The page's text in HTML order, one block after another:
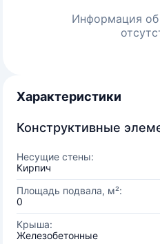
Информация об
Характеристики
Конструктивные
Несущие стены:
Кирпич
Площадь подвала, м²:
0
Крыша:
Железобетонные